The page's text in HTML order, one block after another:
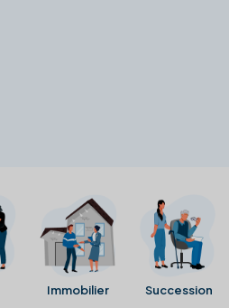
Immobilier Succession